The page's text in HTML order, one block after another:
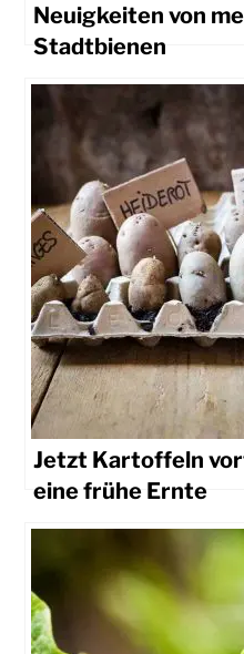
Neuigkeiten von
Stadtbienen
Jetzt Kartoffeln
eine frühe Ernte